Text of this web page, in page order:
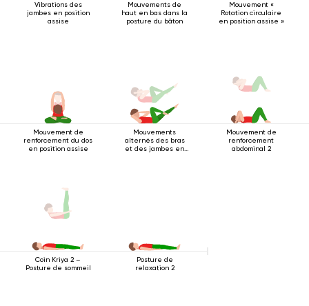
Vibrations des
jambes en position
assise
Mouvements de
haut en bas dans la
posture du bâton
Mouvement «
Rotation circulaire
en position assise »
Mouvement de
renforcement du dos
en position assise
Mouvements
alternés des bras
et des jambes en
Mouvement de
renforcement
abdominal 2
Coin Kriya 2 –
Posture de sommeil
Posture de
relaxation 2